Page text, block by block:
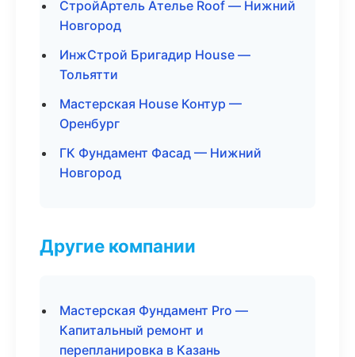
СтройАртель Ателье Roof — Нижний
Новгород
ИнжСтрой Бригадир House —
Тольятти
Мастерская House Контур —
Оренбург
ГК Фундамент Фасад — Нижний
Новгород
Другие компании
Мастерская Фундамент Pro —
Капитальный ремонт и
перепланировка в Казань